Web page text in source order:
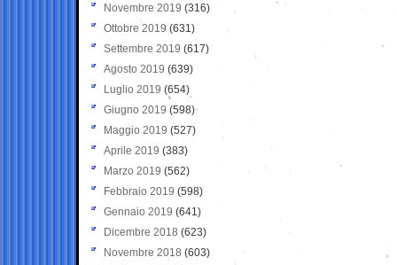
Novembre 2019 (316)
Ottobre 2019 (631)
Settembre 2019 (617)
Agosto 2019 (639)
Luglio 2019 (654)
Giugno 2019 (598)
Maggio 2019 (527)
Aprile 2019 (383)
Marzo 2019 (562)
Febbraio 2019 (598)
Gennaio 2019 (641)
Dicembre 2018 (623)
Novembre 2018 (603)